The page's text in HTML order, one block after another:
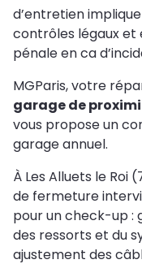
d’entretien
contrôles légaux et
pénale en ca
MGParis, votre
garage de
vous propose un
garage annuel.
À Les Alluets le Roi
de fermeture
pour un check-up :
des ressorts et du
ajustement des